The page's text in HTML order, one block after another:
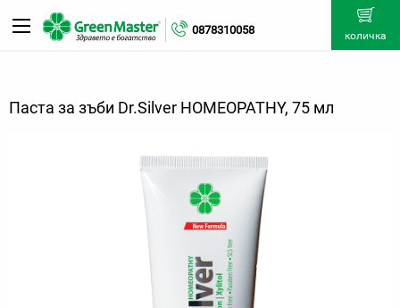
0878310058 количка
Паста за зъби Dr.Silver HOMEOPATHY, 75 мл